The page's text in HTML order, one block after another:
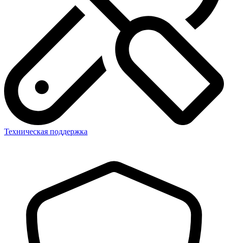
Техническая поддержка